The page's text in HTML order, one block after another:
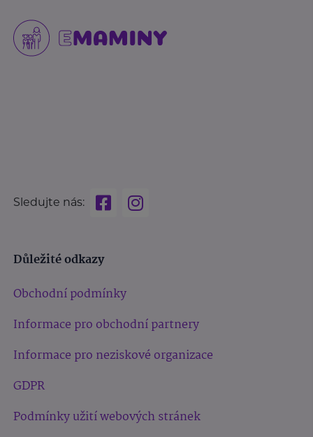
Sledujte nás:
Důležité odkazy
Obchodní podmínky
Informace pro obchodní partnery
Informace pro neziskové organizace
GDPR
Podmínky užití webových stránek